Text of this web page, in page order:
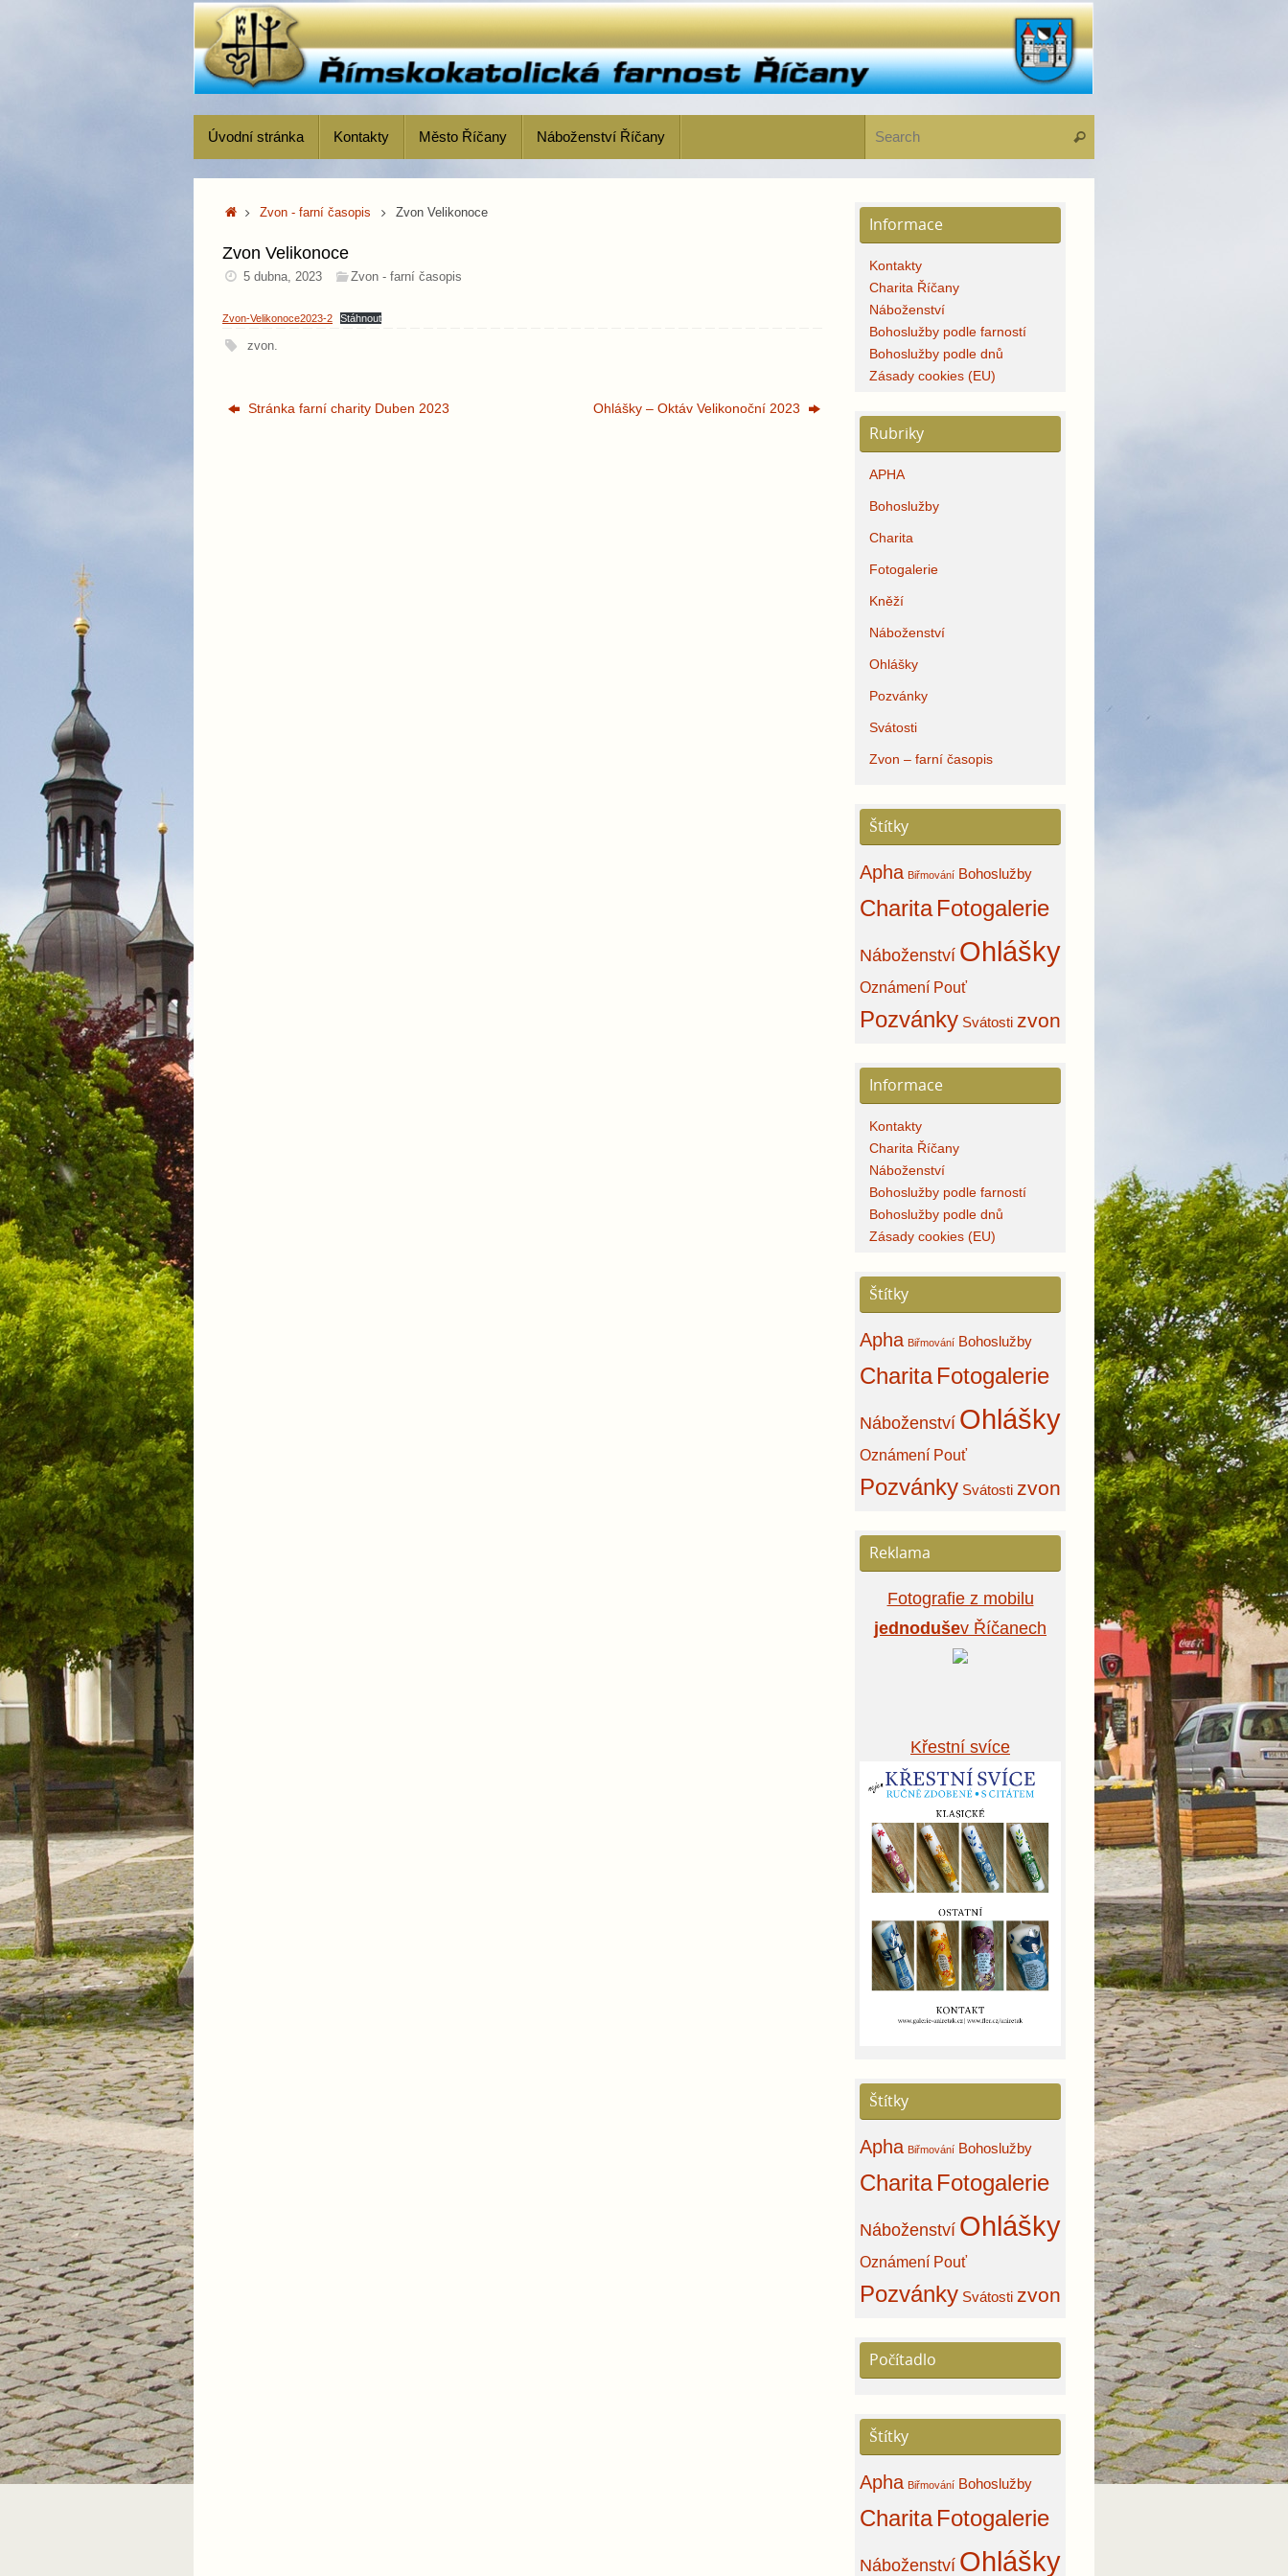
content
Úvodní stránka Kontakty Město Říčany Náboženství Říčany Search
HomeZvon - farní časopis Zvon Velikonoce
Zvon Velikonoce
5 dubna, 2023 Zvon - farní časopis
Zvon-Velikonoce2023-2 Stáhnout
zvon.
Stránka farní charity Duben 2023 Ohlášky – Oktáv Velikonoční 2023
Informace
Kontakty
Charita Říčany
Náboženství
Bohoslužby podle farností
Bohoslužby podle dnů
Zásady cookies (EU)
Rubriky
APHA
Bohoslužby
Charita
Fotogalerie
Kněží
Náboženství
Ohlášky
Pozvánky
Svátosti
Zvon – farní časopis
Štítky
Apha Biřmování Bohoslužby
Charita Fotogalerie
Náboženství Ohlášky
Oznámení Pouť
Pozvánky Svátosti zvon
Informace
Kontakty
Charita Říčany
Náboženství
Bohoslužby podle farností
Bohoslužby podle dnů
Zásady cookies (EU)
Štítky
Apha Biřmování Bohoslužby
Charita Fotogalerie
Náboženství Ohlášky
Oznámení Pouť
Pozvánky Svátosti zvon
Reklama
Fotografie z mobilu
jednodušev Říčanech
Křestní svíce
Štítky
Apha Biřmování Bohoslužby
Charita Fotogalerie
Náboženství Ohlášky
Oznámení Pouť
Pozvánky Svátosti zvon
Počítadlo
Štítky
Apha Biřmování Bohoslužby
Charita Fotogalerie
Náboženství Ohlášky